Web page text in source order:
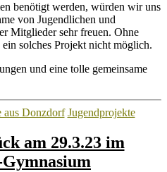
benötigt werden, würden wir uns
von Jugendlichen und
Mitglieder sehr freuen. Ohne
solches Projekt nicht möglich.
und eine tolle gemeinsame
Kategorien
aus Donzdorf Jugendprojekte
am 29.3.23 im